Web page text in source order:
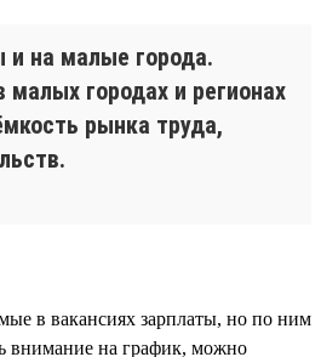
и на малые города.
городах и регионах
рынка труда,
в вакансиях зарплаты, но по ним
внимание на график, можно